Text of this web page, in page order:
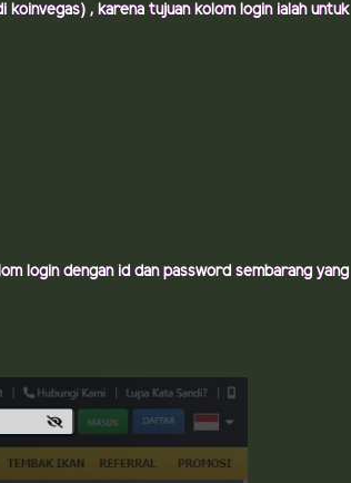
, karena tujuan kolom login ialah untuk
login dengan id dan password sembarang yang